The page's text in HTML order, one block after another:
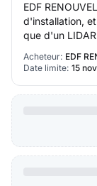
EDF
d'installation,
que d'un
Acheteur: EDF
Date limite: 15